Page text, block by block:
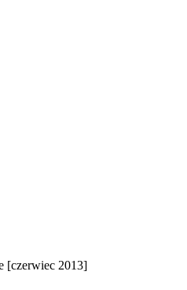
[czerwiec 2013]